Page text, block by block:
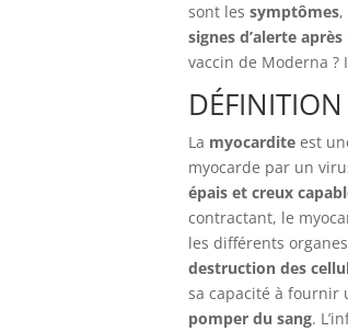
sont les symptômes,
signes d’alerte
vaccin de Moderna ?
La myocardite est
myocarde par un
épais et creux
contractant, le
les différents
destruction des
sa capacité à fournir
pomper du sang.